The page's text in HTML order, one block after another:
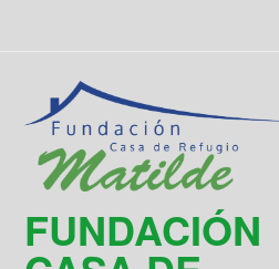
contenido
FUNDACIÓN